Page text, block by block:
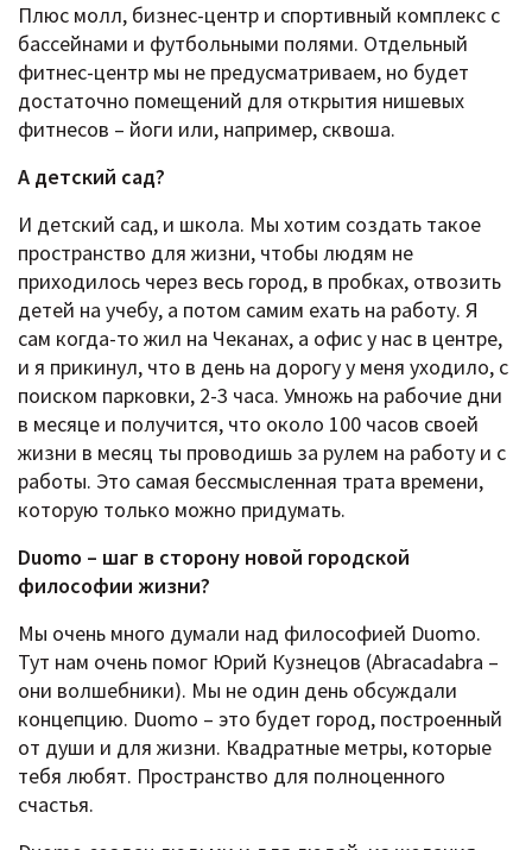
Плюс молл, бизнес-центр и спортивный комплекс с
бассейнами и футбольными полями. Отдельный
фитнес-центр мы не предусматриваем, но будет
достаточно помещений для открытия нишевых
фитнесов – йоги или, например, сквоша.
А детский сад?
И детский сад, и школа. Мы хотим создать такое
пространство для жизни, чтобы людям не
приходилось через весь город, в пробках, отвозить
детей на учебу, а потом самим ехать на работу. Я
сам когда-то жил на Чеканах, а офис у нас в центре,
и я прикинул, что в день на дорогу у меня уходило, с
поиском парковки, 2-3 часа. Умножь на рабочие дни
в месяце и получится, что около 100 часов своей
жизни в месяц ты проводишь за рулем на работу и с
работы. Это самая бессмысленная трата времени,
которую только можно придумать.
Duomo – шаг в сторону новой городской
философии жизни?
Мы очень много думали над философией Duomo.
Тут нам очень помог Юрий Кузнецов (Abracadabra –
они волшебники). Мы не один день обсуждали
концепцию. Duomo – это будет город, построенный
от души и для жизни. Квадратные метры, которые
тебя любят. Пространство для полноценного
счастья.